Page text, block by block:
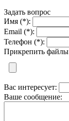
Задать вопрос
Имя (*):
Email (*):
Телефон (*):
Прикрепить
Вас интересует:
Ваше сообщение: